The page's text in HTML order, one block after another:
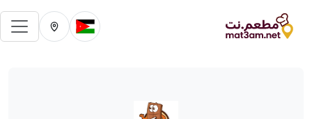
تغيير الدولة الحالية
تغيير المدينة